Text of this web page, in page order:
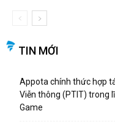
TIN MỚI
Appota chính thức hợp
Viễn thông (PTIT) trong
Game